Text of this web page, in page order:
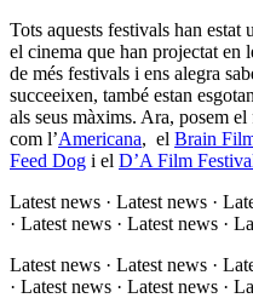
Tots aquests festivals han
el cinema que han projectat en
de més festivals i ens alegra
succeeixen, també estan
als seus màxims. Ara, posem
com l’Americana, el Brain
Feed Dog i el D’A Film
Latest news · Latest news ·
· Latest news · Latest news ·
Latest news · Latest news ·
· Latest news · Latest news ·